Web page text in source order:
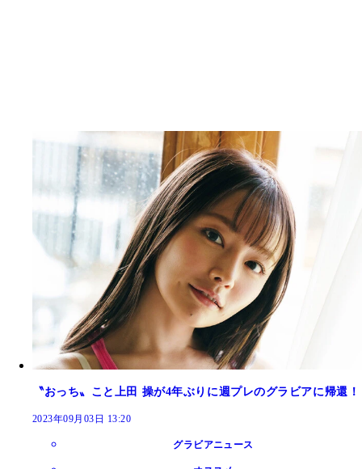
〝おっち〟こと上田 操が4年ぶりに週プレのグラビアに帰還！
2023年09月03日 13:20
グラビアニュース